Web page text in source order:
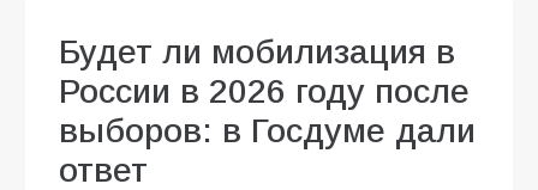
Будет ли мобилизация в
России в 2026 году после
выборов: в Госдуме дали
ответ